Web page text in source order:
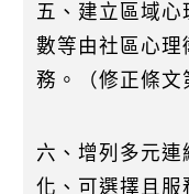
五、建立區域心
數等由社區心理
務。（修正條文
六、增列多元
化、可選擇且服